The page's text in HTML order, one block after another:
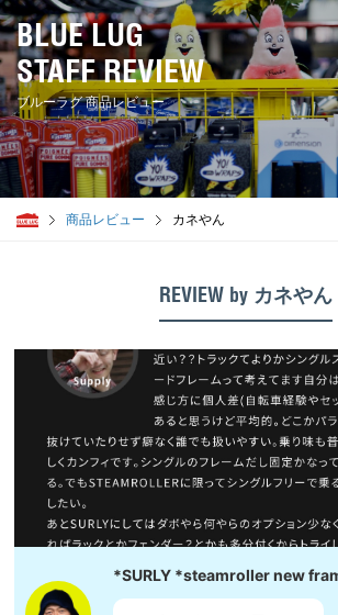
BLUE LUG
STAFF REVIEW
ブルーラグ 商品レビュー
商品レビュー カネやん
STAFF
ミンミン ダンカン
上馬
トミー カリカリ
鹿児島
オンラインストア
ウエンツ ヤム
REVIEW by カネやん
*SURLY *steamroller new